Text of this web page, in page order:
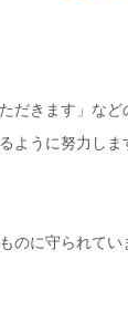
だきます」など
ように努力しま
のに守られてい